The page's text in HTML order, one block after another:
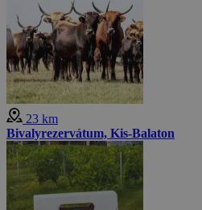
23 km
Bivalyrezervátum, Kis-Balaton